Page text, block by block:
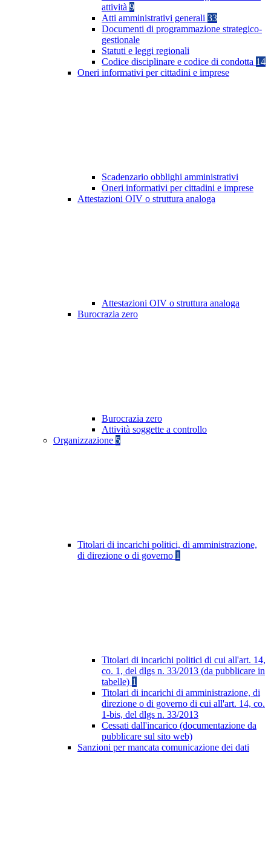
attività 9
Atti amministrativi generali 33
Documenti di programmazione strategico-
gestionale
Statuti e leggi regionali
Codice disciplinare e codice di condotta 14
Oneri informativi per cittadini e imprese
Scadenzario obblighi amministrativi
Oneri informativi per cittadini e imprese
Attestazioni OIV o struttura analoga
Attestazioni OIV o struttura analoga
Burocrazia zero
Burocrazia zero
Attività soggette a controllo
Organizzazione 5
Titolari di incarichi politici, di amministrazione,
di direzione o di governo 1
Titolari di incarichi politici di cui all'art. 14,
co. 1, del dlgs n. 33/2013 (da pubblicare in
tabelle) 1
Titolari di incarichi di amministrazione, di
direzione o di governo di cui all'art. 14, co.
1-bis, del dlgs n. 33/2013
Cessati dall'incarico (documentazione da
pubblicare sul sito web)
Sanzioni per mancata comunicazione dei dati